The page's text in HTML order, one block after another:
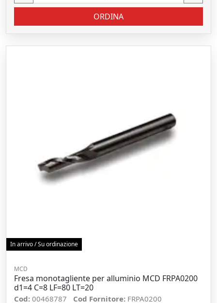
ORDINA
In arrivo / Su ordinazione
MCD
Fresa monotagliente per alluminio MCD FRPA0200
d1=4 C=8 LF=80 LT=20
Cod: 00468787 Cod Fornitore: FRPA0200